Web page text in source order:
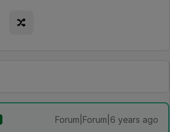
Forum|Forum|6 years ago